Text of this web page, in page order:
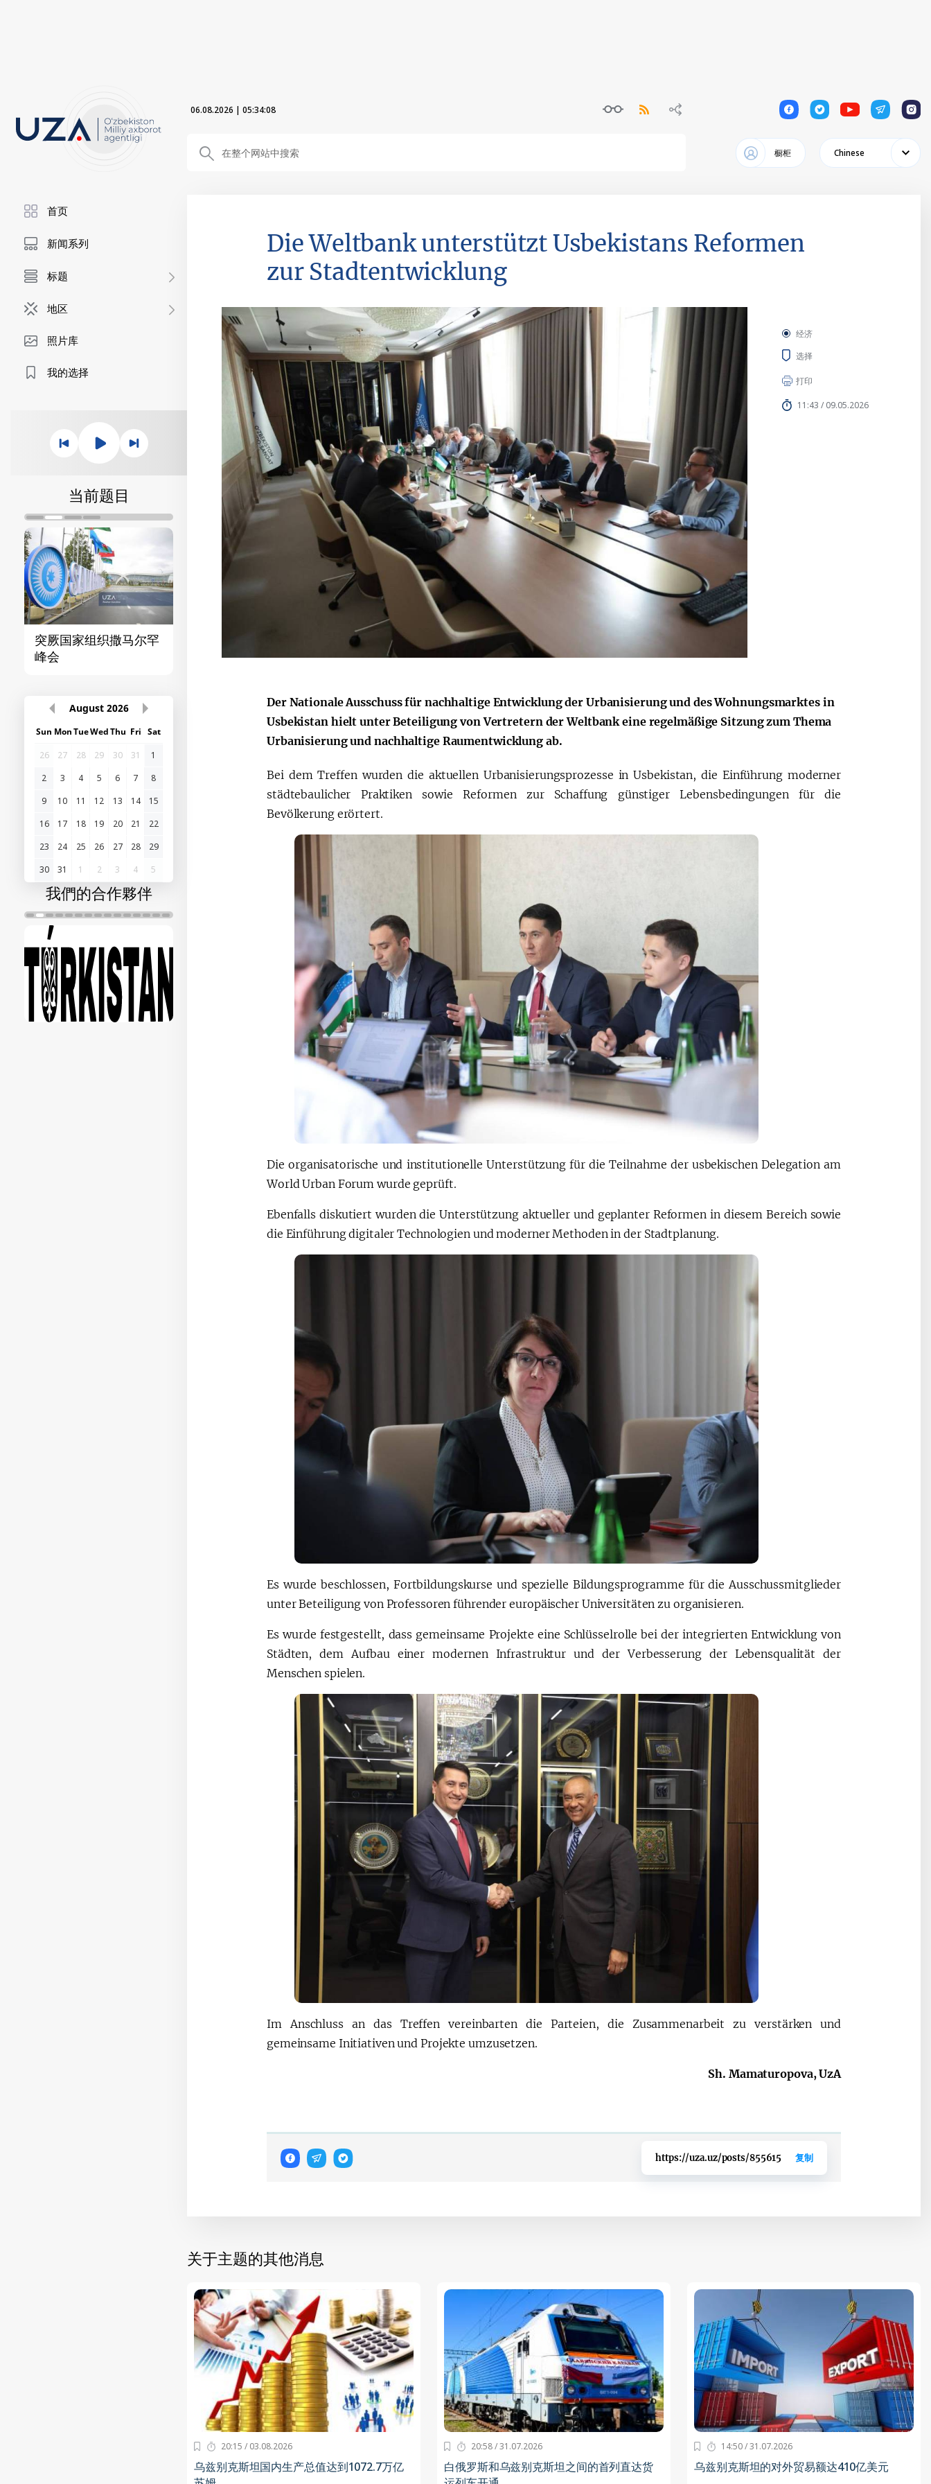
06.08.2026 | 05:34:09 1 1 1 1 1
橱柜 Chinese
首页
新闻系列
标题
地区
照片库
我的选择
当前题目
突厥国家组织撒马尔罕
峰会
宪法改革
August 2026
Sun MonTueWedThu Fri Sat
26
27 28 29 30 31
1
2
3 4 5 6 7
8
9
10 11 12 13 14
15
16
17 18 19 20 21
22
23
24 25 26 27 28
29
30
31 1 2 3 4 5
我們的合作夥伴
Die Weltbank unterstützt Usbekistans Reformen
zur Stadtentwicklung
经济
选择
打印
11:43 / 09.05.2026
Der Nationale Ausschuss für nachhaltige Entwicklung der Urbanisierung und des Wohnungsmarktes in
Usbekistan hielt unter Beteiligung von Vertretern der Weltbank eine regelmäßige Sitzung zum Thema
Urbanisierung und nachhaltige Raumentwicklung ab.
Bei dem Treffen wurden die aktuellen Urbanisierungsprozesse in Usbekistan, die Einführung moderner
städtebaulicher Praktiken sowie Reformen zur Schaffung günstiger Lebensbedingungen für die
Bevölkerung erörtert.
Die organisatorische und institutionelle Unterstützung für die Teilnahme der usbekischen Delegation am
World Urban Forum wurde geprüft.
Ebenfalls diskutiert wurden die Unterstützung aktueller und geplanter Reformen in diesem Bereich sowie
die Einführung digitaler Technologien und moderner Methoden in der Stadtplanung.
Es wurde beschlossen, Fortbildungskurse und spezielle Bildungsprogramme für die Ausschussmitglieder
unter Beteiligung von Professoren führender europäischer Universitäten zu organisieren.
Es wurde festgestellt, dass gemeinsame Projekte eine Schlüsselrolle bei der integrierten Entwicklung von
Städten, dem Aufbau einer modernen Infrastruktur und der Verbesserung der Lebensqualität der
Menschen spielen.
Im Anschluss an das Treffen vereinbarten die Parteien, die Zusammenarbeit zu verstärken und
gemeinsame Initiativen und Projekte umzusetzen.
Sh. Mamaturopova, UzA
https://uza.uz/posts/855615 复制
关于主题的其他消息
20:15 / 03.08.2026
乌兹别克斯坦国内生产总值达到1072.7万亿
20:58 / 31.07.2026
白俄罗斯和乌兹别克斯坦之间的首列直达货
14:50 / 31.07.2026
乌兹别克斯坦的对外贸易额达410亿美元